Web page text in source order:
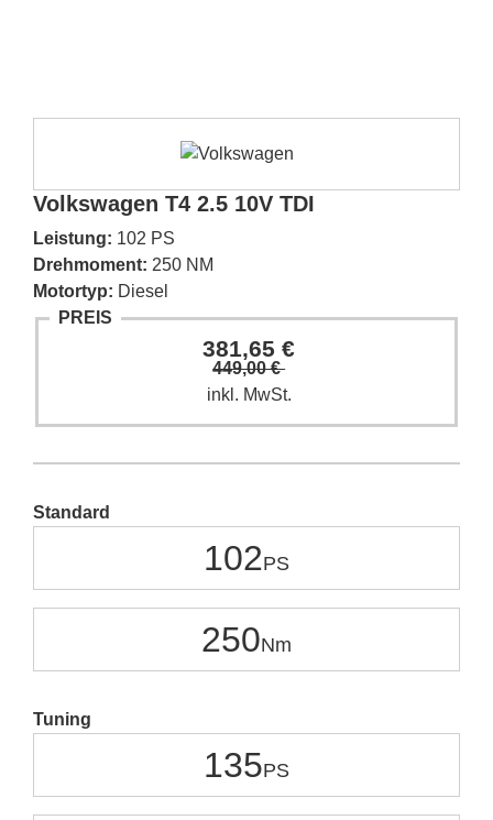
Volkswagen T4 2.5 10V TDI
Leistung: 102 PS
Drehmoment: 250 NM
Motortyp: Diesel
PREIS
381,65 €
449,00 €
inkl. MwSt.
Standard
102
250
Tuning
135